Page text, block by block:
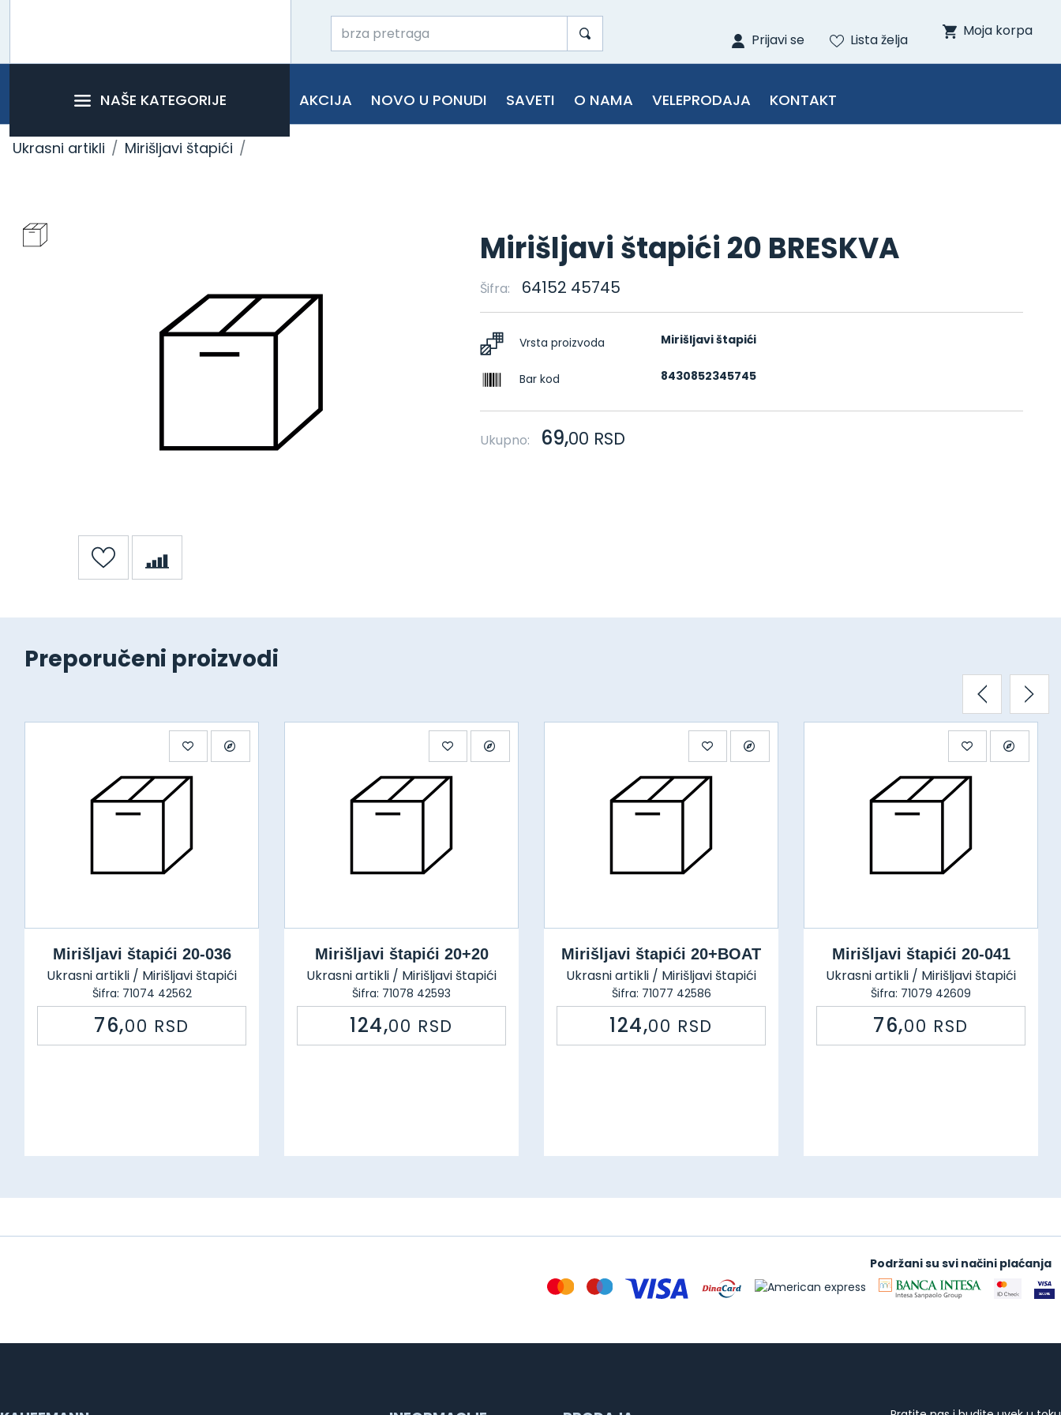
Prijavi se Lista želja
Moja korpa
NAŠE KATEGORIJE AKCIJA NOVO U PONUDI SAVETI O NAMA VELEPRODAJA KONTAKT
Ukrasni artikli Mirišljavi štapići
Mirišljavi štapići 20 BRESKVA
Šifra: 64152 45745
Vrsta proizvoda Mirišljavi štapići
Bar kod 8430852345745
Ukupno: 69,00 RSD
Preporučeni proizvodi
Mirišljavi štapići 20-036
Ukrasni artikli / Mirišljavi štapići
Šifra: 71074 42562
76,00 RSD
Mirišljavi štapići 20+20
Ukrasni artikli / Mirišljavi štapići
Šifra: 71078 42593
124,00 RSD
Mirišljavi štapići 20+BOAT
Ukrasni artikli / Mirišljavi štapići
Šifra: 71077 42586
124,00 RSD
Mirišljavi štapići 20-041
Ukrasni artikli / Mirišljavi štapići
Šifra: 71079 42609
76,00 RSD
Podržani su svi načini plaćanja